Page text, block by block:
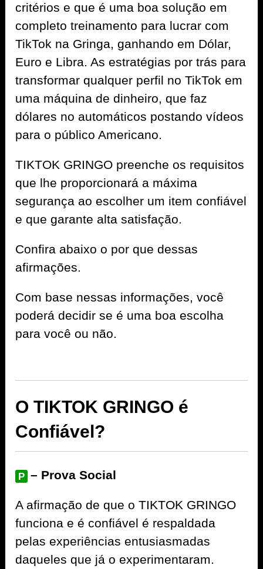
critérios e que é uma boa solução em
completo treinamento para lucrar com
TikTok na Gringa, ganhando em Dólar,
Euro e Libra. As estratégias por trás para
transformar qualquer perfil no TikTok em
uma máquina de dinheiro, que faz
dólares no automáticos postando vídeos
para o público Americano.
TIKTOK GRINGO preenche os requisitos
que lhe proporcionará a máxima
segurança ao escolher um item confiável
e que garante alta satisfação.
Confira abaixo o por que dessas
afirmações.
Com base nessas informações, você
poderá decidir se é uma boa escolha
para você ou não.
O TIKTOK GRINGO é
Confiável?
P – Prova Social
A afirmação de que o TIKTOK GRINGO
funciona e é confiável é respaldada
pelas experiências entusiasmadas
daqueles que já o experimentaram.